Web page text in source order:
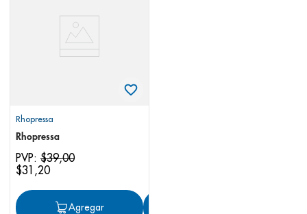
Rhopressa
Rhopressa
PVP: $39,00
$31 ,20
Agregar
pediasure
panolini